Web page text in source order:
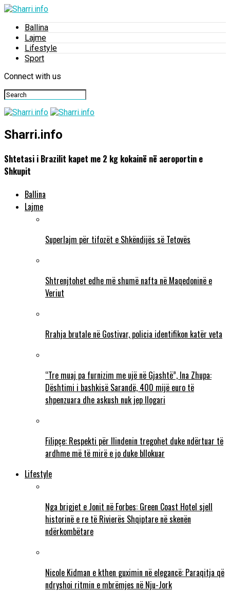
Ballina
Lajme
Lifestyle
Sport
Connect with us
Sharri.info
Shtetasi i Brazilit kapet me 2 kg kokainë në aeroportin e
Shkupit
Ballina
Lajme
Superlajm për tifozët e Shkëndijës së Tetovës
Shtrenjtohet edhe më shumë nafta në Maqedoninë e
Veriut
Rrahja brutale në Gostivar, policia identifikon katër veta
“Tre muaj pa furnizim me ujë në Gjashtë”, Ina Zhupa:
Dështimi i bashkisë Sarandë, 400 mijë euro të
shpenzuara dhe askush nuk jep llogari
Filipçe: Respekti për Ilindenin tregohet duke ndërtuar të
ardhme më të mirë e jo duke bllokuar
Lifestyle
Nga brigjet e Jonit në Forbes: Green Coast Hotel sjell
historinë e re të Rivierës Shqiptare në skenën
ndërkombëtare
Nicole Kidman e kthen guximin në elegancë: Paraqitja që
ndryshoi ritmin e mbrëmjes në Nju-Jork